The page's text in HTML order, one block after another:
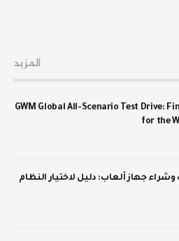
المزيد
GWM Global All-Scenario Test Drive:
for the
وشراء جهاز ألعاب: دليل لاختيار النظام